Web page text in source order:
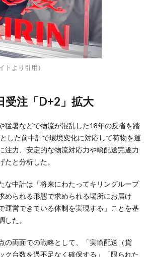
トより引用）
受注「D+2」拡大
猛暑などで物流が混乱した18年の反省を踏
した前中計で環境変化に対応して荷物を運
注力、安定的な物流対応力や輸配送完遂力
たと分析した。
な中計は「将来にわたってキリングループ
められる形態で求められる場所にお届け
運営できている体制を実現する」ことを基
た。
の両面での戦略として、「実輸配送（貨
ク台数を過不足なく確保する」「限られた